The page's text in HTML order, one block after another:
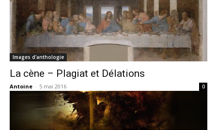
Images d'anthologie
La cène – Plagiat et Délations
Antoine - 5 mai 2016 0